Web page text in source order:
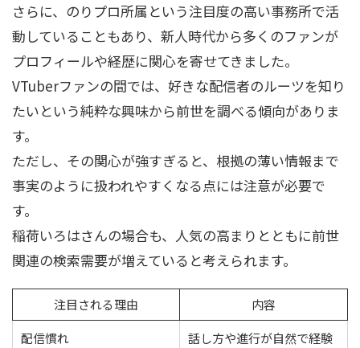
さらに、のりプロ所属という注目度の高い事務所で活
動していることもあり、新人時代から多くのファンが
プロフィールや経歴に関心を寄せてきました。
VTuberファンの間では、好きな配信者のルーツを知り
たいという純粋な興味から前世を調べる傾向がありま
す。
ただし、その関心が強すぎると、根拠の薄い情報まで
事実のように扱われやすくなる点には注意が必要で
す。
稲荷いろはさんの場合も、人気の高まりとともに前世
関連の検索需要が増えていると考えられます。
注目される理由
内容
配信慣れ
話し方や進行が自然で経験